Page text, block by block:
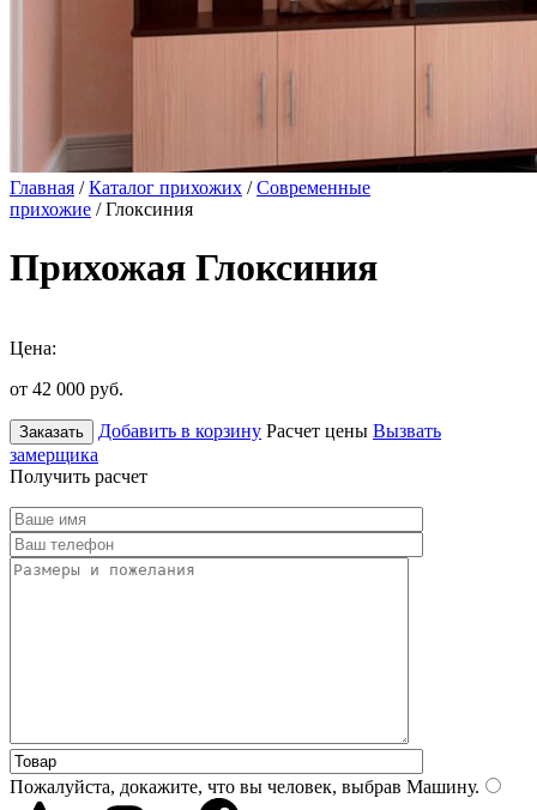
Главная /Каталог прихожих /Современные
прихожие / Глоксиния
Прихожая Глоксиния
Цена:
от 42 000 руб.
Заказать Добавить в корзину Расчет цены Вызвать
замерщика
Получить расчет
Пожалуйста, докажите, что вы человек, выбрав Машину.